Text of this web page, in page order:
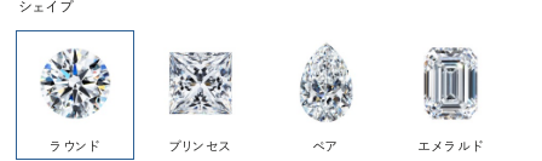
シェイプ
ラウンド プリンセス ペア エメラルド